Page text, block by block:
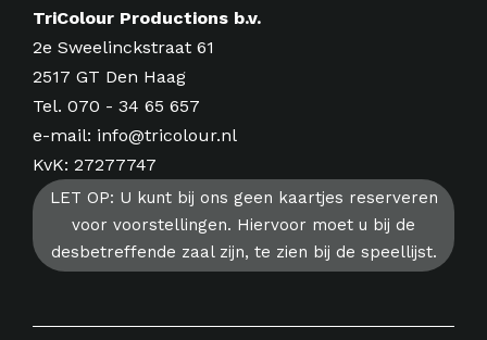
TriColour Productions b.v.
2e Sweelinckstraat 61
2517 GT Den Haag
Tel. 070 - 34 65 657
e-mail: info@tricolour.nl
KvK: 27277747
LET OP: U kunt bij ons geen kaartjes reserveren
voor voorstellingen. Hiervoor moet u bij de
desbetreffende zaal zijn, te zien bij de speellijst.